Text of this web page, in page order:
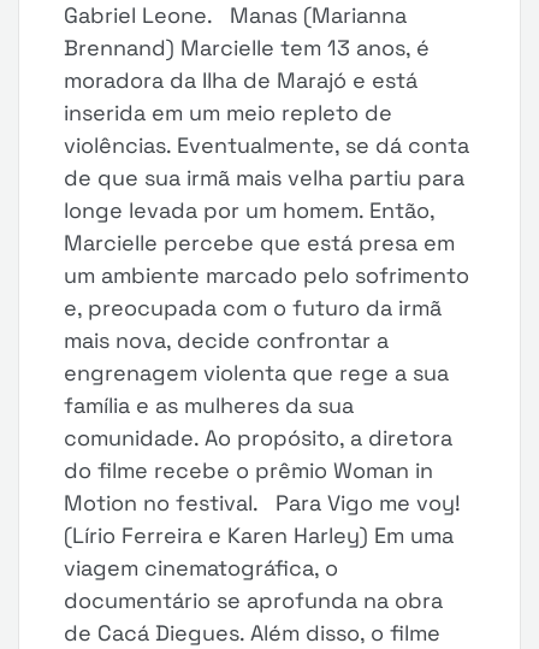
Gabriel Leone. Manas (Marianna
Brennand) Marcielle tem 13 anos, é
moradora da Ilha de Marajó e está
inserida em um meio repleto de
violências. Eventualmente, se dá conta
de que sua irmã mais velha partiu para
longe levada por um homem. Então,
Marcielle percebe que está presa em
um ambiente marcado pelo sofrimento
e, preocupada com o futuro da irmã
mais nova, decide confrontar a
engrenagem violenta que rege a sua
família e as mulheres da sua
comunidade. Ao propósito, a diretora
do filme recebe o prêmio Woman in
Motion no festival. Para Vigo me voy!
(Lírio Ferreira e Karen Harley) Em uma
viagem cinematográfica, o
documentário se aprofunda na obra
de Cacá Diegues. Além disso, o filme